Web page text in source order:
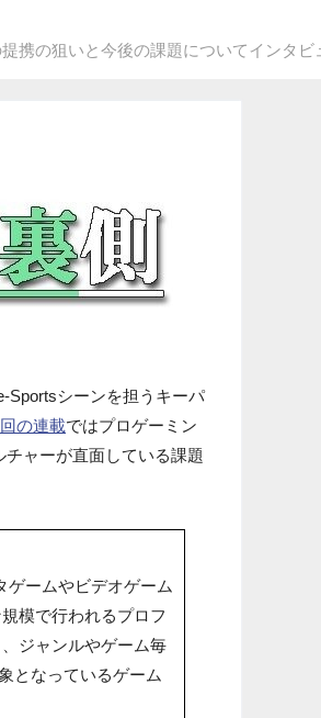
携の狙いと今後の課題についてインタビ
Sportsシーンを担うキーパ
の連載ではプロゲーミン
ャーが直面している課題
ゲームやビデオゲーム
模で行われるプロフ
ジャンルやゲーム毎
となっているゲーム